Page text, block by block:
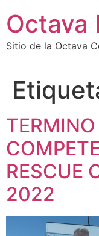
Octava
Sitio de la Octava
RESCUE
2022